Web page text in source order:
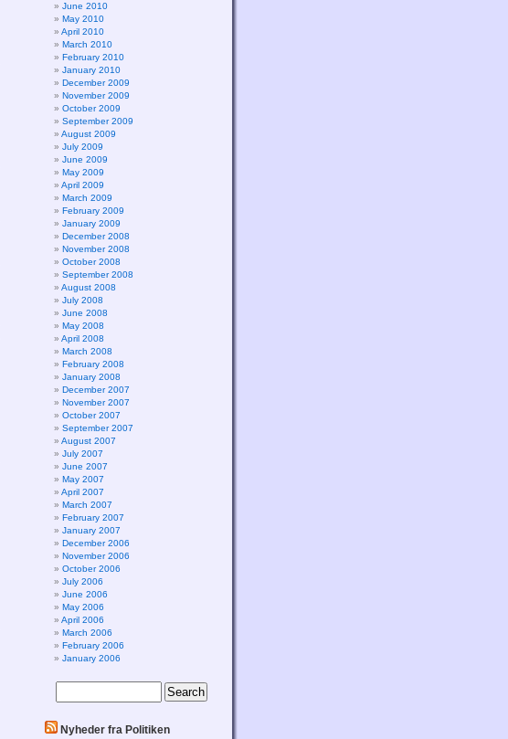
June 2010
May 2010
April 2010
March 2010
February 2010
January 2010
December 2009
November 2009
October 2009
September 2009
August 2009
July 2009
June 2009
May 2009
April 2009
March 2009
February 2009
January 2009
December 2008
November 2008
October 2008
September 2008
August 2008
July 2008
June 2008
May 2008
April 2008
March 2008
February 2008
January 2008
December 2007
November 2007
October 2007
September 2007
August 2007
July 2007
June 2007
May 2007
April 2007
March 2007
February 2007
January 2007
December 2006
November 2006
October 2006
July 2006
June 2006
May 2006
April 2006
March 2006
February 2006
January 2006
Nyheder fra Politiken